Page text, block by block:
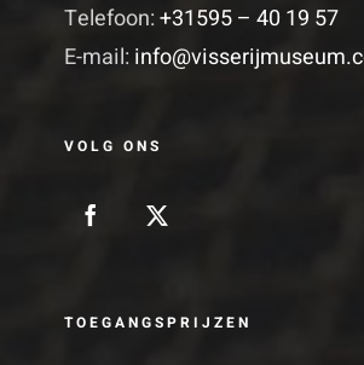
Telefoon:+31595 – 40 19 57
E-mail:
VOLG ONS
TOEGANGSPRIJZEN